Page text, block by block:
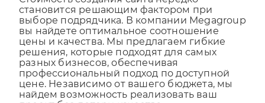
Стоимость создания сайта нередко
становится решающим фактором при
выборе подрядчика. В компании Megagroup
вы найдете оптимальное соотношение
цены и качества. Мы предлагаем гибкие
решения, которые подходят для самых
разных бизнесов, обеспечивая
профессиональный подход по доступной
цене. Независимо от вашего бюджета, мы